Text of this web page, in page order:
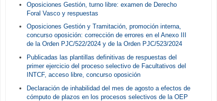
Oposiciones Gestión, turno libre: examen de Derecho
Foral Vasco y respuestas
Oposiciones Gestión y Tramitación, promoción interna,
concurso oposición: corrección de errores en el Anexo III
de la Orden PJC/522/2024 y de la Orden PJC/523/2024
Publicadas las plantillas definitivas de respuestas del
primer ejercicio del proceso selectivo de Facultativos del
INTCF, acceso libre, concurso oposición
Declaración de inhabilidad del mes de agosto a efectos de
cómputo de plazos en los procesos selectivos de la OEP